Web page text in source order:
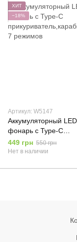
ХИТ
−18%
Артикул: W5147
Аккумуляторный LED
фонарь с Type-C
магнит 7 режимов
449 грн 550 грн
Нет в наличии